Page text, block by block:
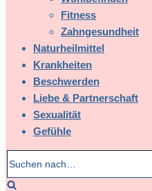
Fitness
Zahngesundheit
Naturheilmittel
Krankheiten
Beschwerden
Liebe & Partnerschaft
Sexualität
Gefühle